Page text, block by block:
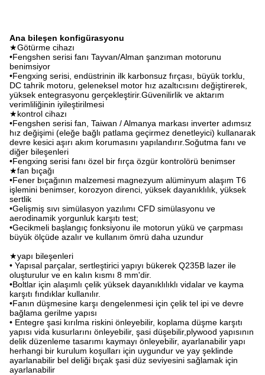
Ana bileşen konfigürasyonu
★Götürme cihazı
•Fengshen serisi fanı Tayvan/Alman şanzıman motorunu
benimsiyor
•Fengxing serisi, endüstrinin ilk karbonsuz fırçası, büyük torklu,
DC tahrik motoru, geleneksel motor hız azaltıcısını değiştirerek,
yüksek entegrasyonu gerçekleştirir.Güvenilirlik ve aktarım
verimliliğinin iyileştirilmesi
★kontrol cihazı
•Fengshen serisi fan, Taiwan / Almanya markası inverter adımsız
hız değişimi (eleğe bağlı patlama geçirmez denetleyici) kullanarak
devre kesici aşırı akım korumasını yapılandırır.Soğutma fanı ve
diğer bileşenleri
•Fengxing serisi fanı özel bir fırça özgür kontrolörü benimser
★fan bıçağı
•Fener bıçağının malzemesi magnezyum alüminyum alaşım T6
işlemini benimser, korozyon direnci, yüksek dayanıklılık, yüksek
sertlik
•Gelişmiş sıvı simülasyon yazılımı CFD simülasyonu ve
aerodinamik yorgunluk karşıtı test;
•Gecikmeli başlangıç fonksiyonu ile motorun yükü ve çarpması
büyük ölçüde azalır ve kullanım ömrü daha uzundur
★yapı bileşenleri
• Yapısal parçalar, sertleştirici yapıyı bükerek Q235B lazer ile
oluşturulur ve en kalın kısmı 8 mm'dir.
•Boltlar için alaşımlı çelik yüksek dayanıklılıklı vidalar ve kayma
karşıtı fındıklar kullanılır.
•Fanın düşmesine karşı dengelenmesi için çelik tel ipi ve devre
bağlama gerilme yapısı
• Entegre şasi kırılma riskini önleyebilir, koplama düşme karşıtı
yapısı vida kusurlarını önleyebilir, şasi düşebilir,plywood yapısının
delik düzenleme tasarımı kaymayı önleyebilir, ayarlanabilir yapı
herhangi bir kurulum koşulları için uygundur ve yay şeklinde
ayarlanabilir bel deliği bıçak şasi düz seviyesini sağlamak için
ayarlanabilir